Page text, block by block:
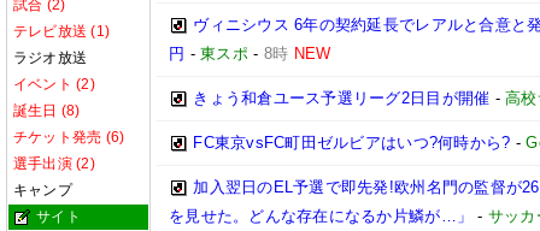
試合 (2)
テレビ放送 (1)
ラジオ放送
イベント (2)
誕生日 (8)
チケット発売 (6)
選手出演 (2)
キャンプ
サイト
ヴィニシウス 6年の契約延長でレアルと合意
円 -東スポ- 8時 NEW
きょう和倉ユース予選リーグ2日目が開催 -高
FC東京vsFC町田ゼルビアはいつ?何時から? -
加入翌日のEL予選で即先発!欧州名門の監督が
を見せた。どんな存在になるか片鱗が…」
- サッカ